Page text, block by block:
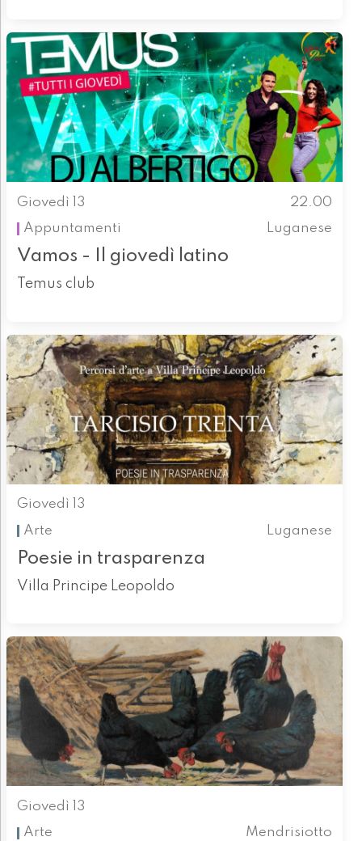
Giovedì 13
22.00
Appuntamenti
Luganese
Vamos - Il giovedì latino
Temus club
Giovedì 13
Arte
Luganese
Poesie in trasparenza
Villa Principe Leopoldo
Giovedì 13
Arte
Mendrisiotto